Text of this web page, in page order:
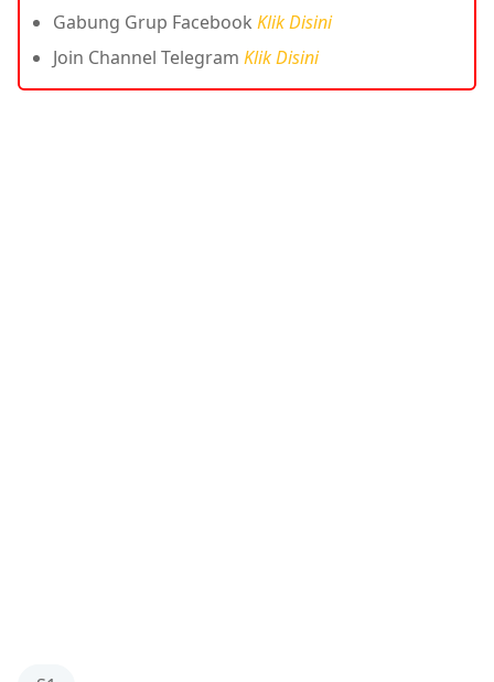
Gabung Grup Facebook Klik Disini
Join Channel Telegram Klik Disini